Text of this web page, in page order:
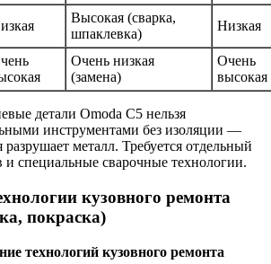
Высокая (сварка,
шпаклевка)
Низкая
Очень низкая
(замена)
Очень
высокая
детали Omoda C5 нельзя
инструментами без изоляции —
разрушает металл. Требуется отдельный
и специальные сварочные технологии.
кузовного ремонта
покраска)
технологий кузовного ремонта